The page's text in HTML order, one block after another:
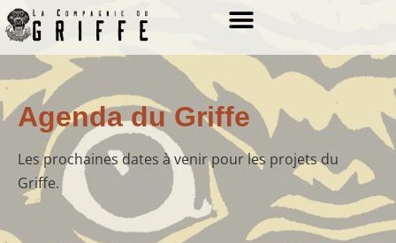
Agenda du Griffe
Les prochaines dates à venir pour les projets du
Griffe.